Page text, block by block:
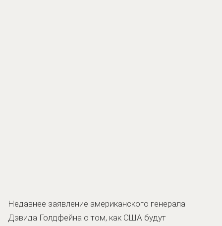
Недавнее заявление американского генерала
Дэвида Голдфейна о том, как США будут